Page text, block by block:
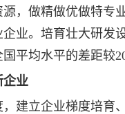
，做精做优做特专
业。培育壮大研发
平均水平的差距较
企业
建立企业梯度培育